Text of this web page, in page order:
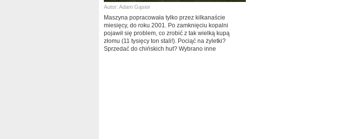
Autor: Adam Gąsior
Maszyna popracowała tylko przez kilkanaście
miesięcy, do roku 2001. Po zamknięciu kopalni
pojawił się problem, co zrobić z tak wielką kupą
złomu (11 tysięcy ton stali!). Pociąć na żyletki?
Sprzedać do chińskich hut? Wybrano inne